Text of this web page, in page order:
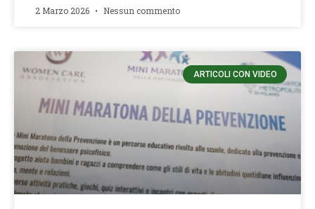
2 Marzo 2026 Nessun commento
ARTICOLI CON VIDEO